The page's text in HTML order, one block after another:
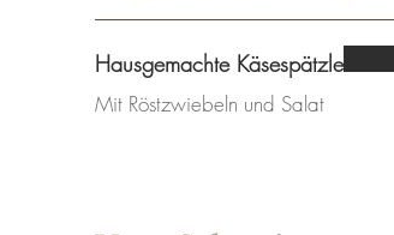
Hausgemachte Käsespätzle
Mit Röstzwiebeln und Salat